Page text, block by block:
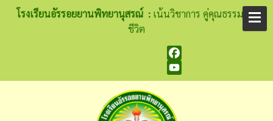
โรงเรียนอัรรอยยานพิทยานุสรณ์ :เน้นวิชาการ คู่คุณธรรม นำ
ชีวิต
Facebook
YouTube